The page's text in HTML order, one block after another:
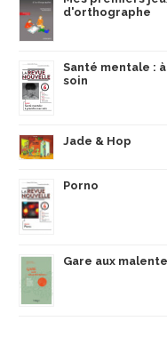
d'orthographe
Santé mentale :
soin
Jade & Hop
Porno
Gare aux